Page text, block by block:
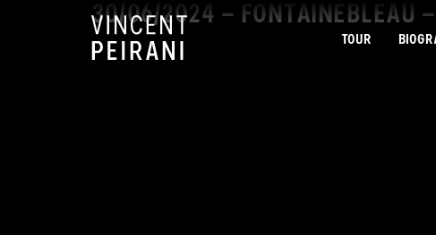
TOUR
30/06/2024 – FONTAINEBLEAU